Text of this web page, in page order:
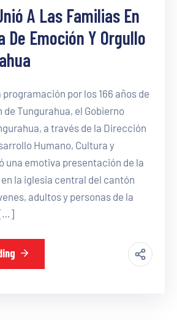
A Las Familias En
De Emoción Y Orgullo
por los 166 años de
Tungurahua, el Gobierno
a través de la Dirección
Humano, Cultura y
una emotiva presentación de la
la iglesia central del cantón
adultos y personas de la